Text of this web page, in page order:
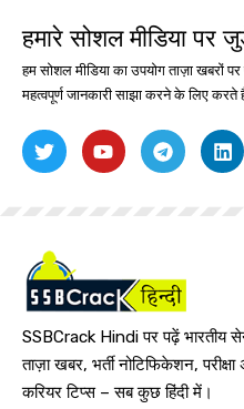
हमारे सोशल मीडिया पर
हम सोशल मीडिया का उपयोग ताज़ा खबरों
महत्वपूर्ण जानकारी साझा करने के लिए करते
SSBCrack Hindi पर पढ़ें भारतीय
ताज़ा खबर, भर्ती नोटिफिकेशन,
करियर टिप्स – सब कुछ हिंदी में।